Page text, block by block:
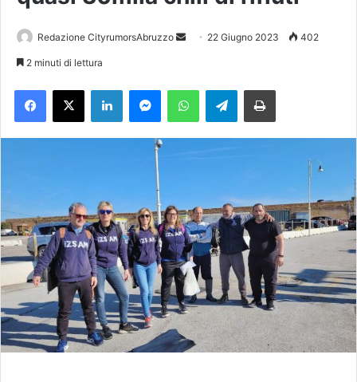
Redazione CityrumorsAbruzzo
a
m
a
i
l
22 Giugno 2023 402
2 minuti di lettura
Telegram